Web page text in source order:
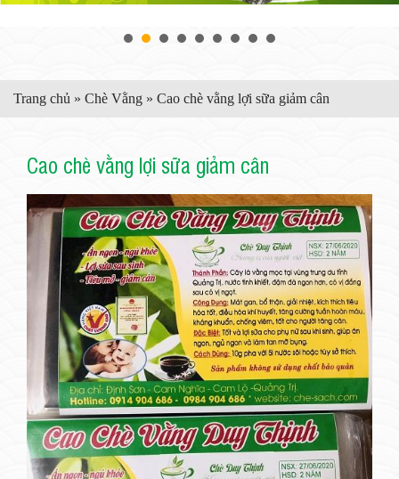
Trang chủ » Chè Vằng » Cao chè vằng lợi sữa giảm cân
Cao chè vằng lợi sữa giảm cân